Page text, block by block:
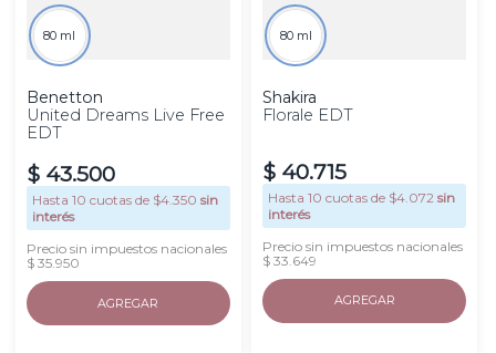
80 ml
Benetton
United Dreams Live Free
EDT
$ 43.500
Hasta 10 cuotas de $4.350 sin
interés
Precio sin impuestos nacionales
$ 35.950
AGREGAR
80 ml
Shakira
Florale EDT
$ 40.715
Hasta10 cuotas de $4.072 sin
interés
Precio sin impuestos nacionales
$ 33.649
AGREGAR